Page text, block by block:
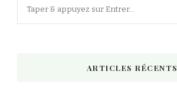
ARTICLES RÉCENTS